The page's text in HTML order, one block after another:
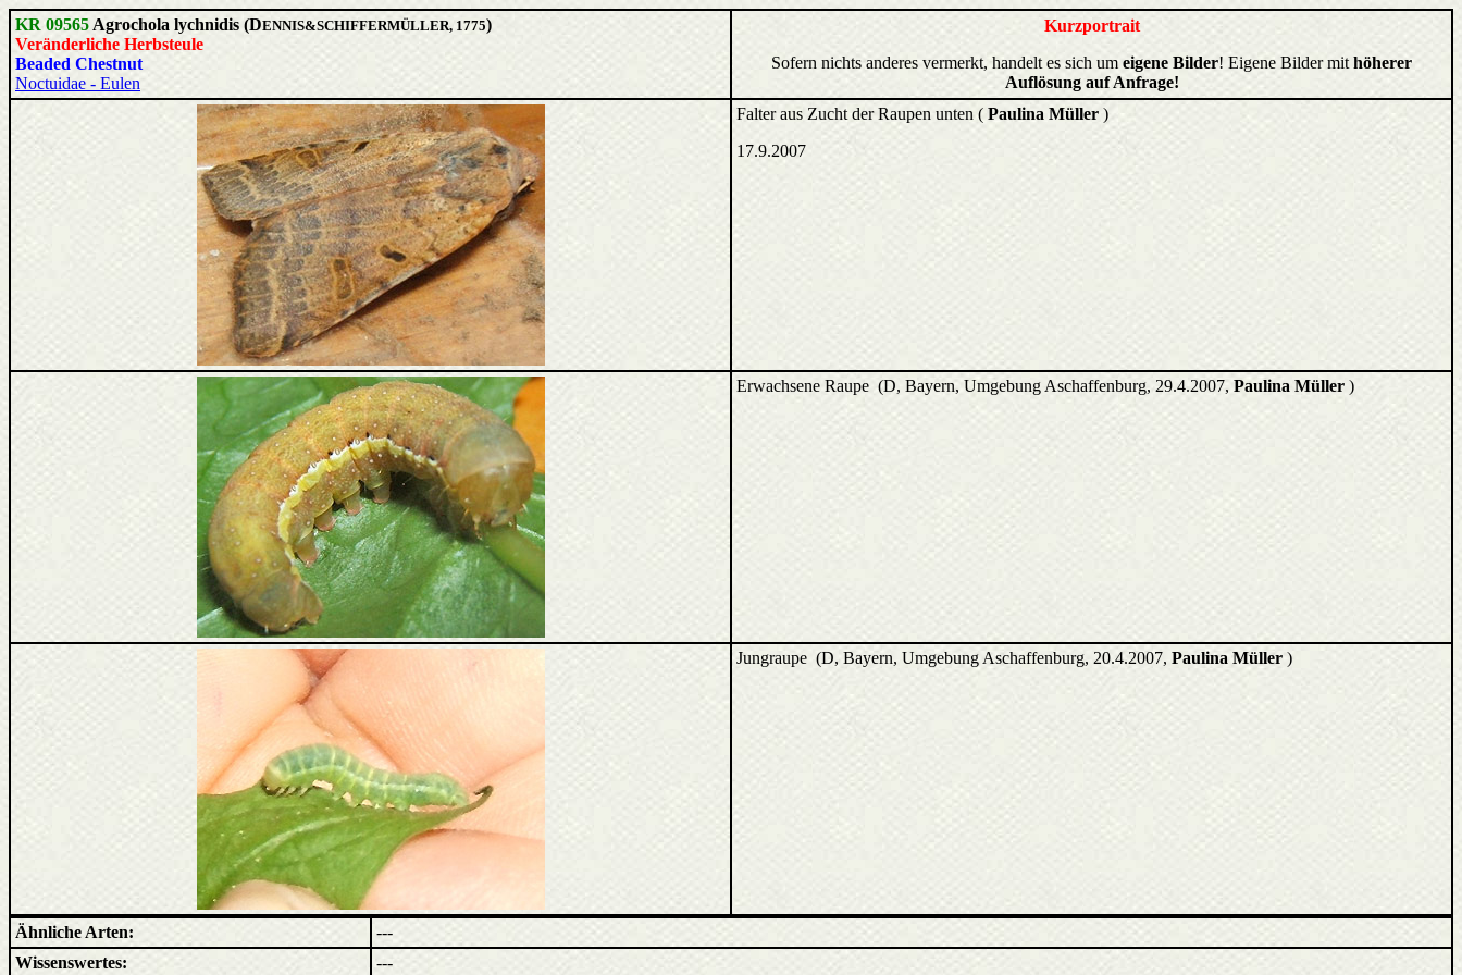
KR 09565 Agrochola lychnidis (DENNIS&SCHIFFERMÜLLER, 1775)
Veränderliche Herbsteule
Beaded Chestnut
Noctuidae - Eulen
Kurzportrait
Sofern nichts anderes vermerkt, handelt es sich um eigene Bilder! Eigene Bilder mit höherer
Auflösung auf Anfrage!
Falter aus Zucht der Raupen unten ( Paulina Müller )
17.9.2007
Erwachsene Raupe (D, Bayern, Umgebung Aschaffenburg, 29.4.2007, Paulina Müller )
Jungraupe (D, Bayern, Umgebung Aschaffenburg, 20.4.2007, Paulina Müller )
Ähnliche Arten:
---
Wissenswertes:
---